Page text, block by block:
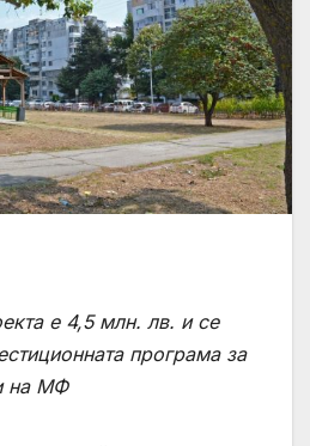
е 4,5 млн. лв. и се
програма за
на МФ